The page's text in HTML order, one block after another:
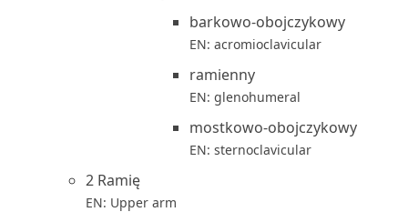
barkowo-obojczykowy
EN: acromioclavicular
ramienny
EN: glenohumeral
mostkowo-obojczykowy
EN: sternoclavicular
2 Ramię
EN: Upper arm